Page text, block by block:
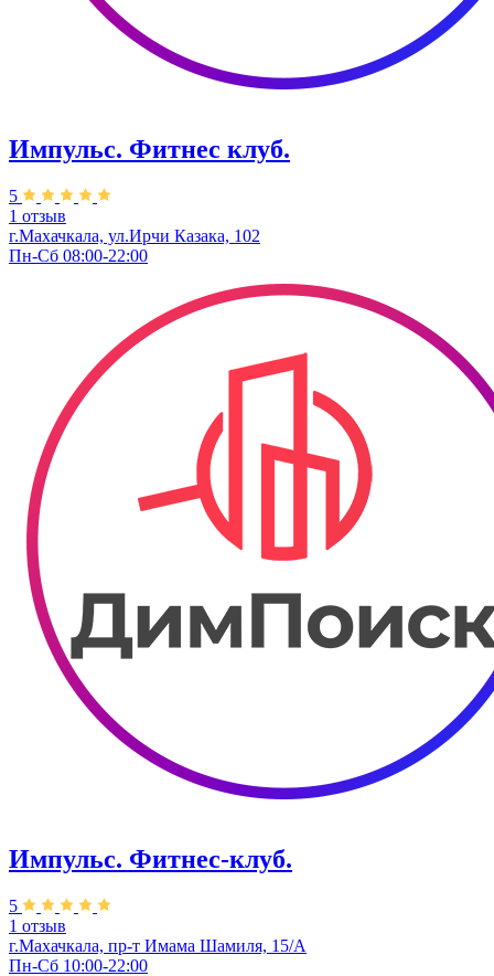
Импульс. Фитнес клуб.
5
1 отзыв
г.Махачкала, ул.Ирчи Казака, 102
Пн-Сб 08:00-22:00
Импульс. Фитнес-клуб.
5
1 отзыв
г.Махачкала, пр-т Имама Шамиля, 15/А
Пн-Сб 10:00-22:00